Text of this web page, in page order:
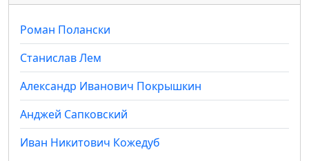
Роман Полански
Станислав Лем
Александр Иванович Покрышкин
Анджей Сапковский
Иван Никитович Кожедуб